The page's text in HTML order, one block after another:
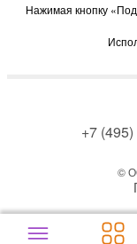
Нажимая кнопку
+7
©